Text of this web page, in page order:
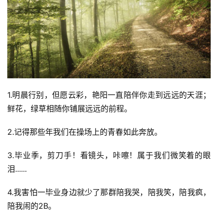
1.明晨行别，但愿云彩，艳阳一直陪伴你走到远远的天涯；
鲜花，绿草相随你铺展远远的前程。
2.记得那些年我们在操场上的青春如此奔放。
3.毕业季，剪刀手！看镜头，咔嚓！属于我们微笑着的眼
泪......
4.我害怕一毕业身边就少了那群陪我哭，陪我笑，陪我疯，
陪我闹的2B。